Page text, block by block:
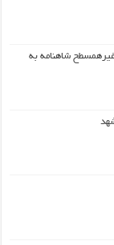
غیرهمسطح شاهنامه به